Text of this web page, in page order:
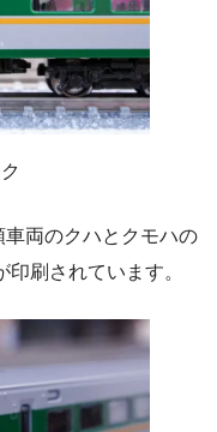
両のクハとクモハの
刷されています。